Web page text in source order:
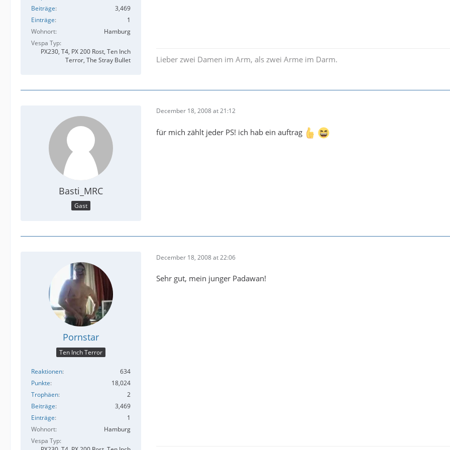
Beiträge
3,469
Einträge
1
Wohnort
Hamburg
Vespa Typ
PX230, T4, PX 200 Rost, Ten Inch
Terror, The Stray Bullet
Lieber zwei Damen im Arm, als zwei Arme im Darm.
Basti_MRC
Gast
December 18, 2008 at 21:12
für mich zählt jeder PS! ich hab ein auftrag
Pornstar
Ten Inch Terror
Reaktionen
634
Punkte
18,024
Trophäen
2
Beiträge
3,469
Einträge
1
Wohnort
Hamburg
Vespa Typ
December 18, 2008 at 22:06
Sehr gut, mein junger Padawan!